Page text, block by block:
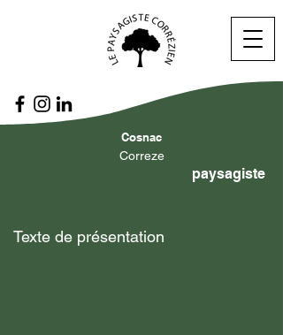
Cosnac
Correze
paysagiste
Texte de présentation